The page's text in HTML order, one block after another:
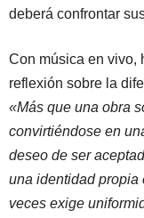
deberá confrontar
Con música en vivo,
reflexión sobre la
«Más que una obra
convirtiéndose en
deseo de ser
una identidad propia
veces exige